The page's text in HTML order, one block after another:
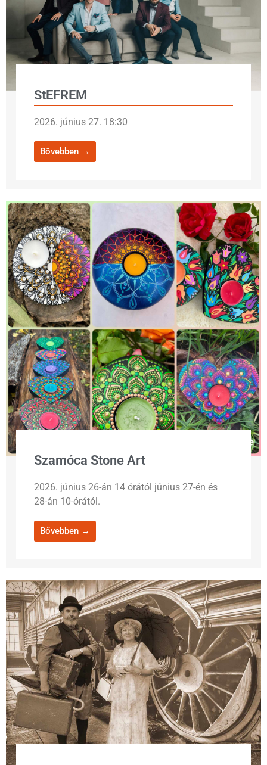
StEFREM
2026. június 27. 18:30
Bővebben →
Szamóca Stone Art
2026. június 26-án 14 órától június 27-én és
28-án 10-órától.
Bővebben →